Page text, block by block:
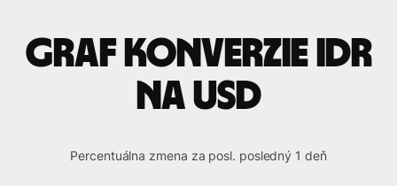
Graf konverzie IDR
na USD
Percentuálna zmena za posl. posledný 1 deň